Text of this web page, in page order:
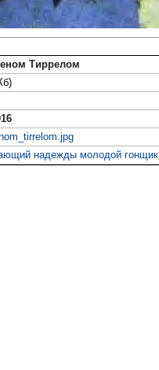
Тиррелом
надежды молодой гонщик